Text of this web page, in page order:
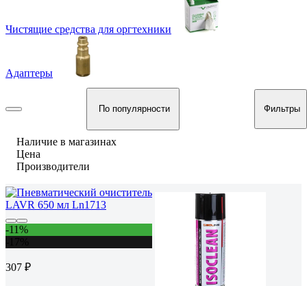
Чистящие средства для оргтехники
Адаптеры
По популярности Фильтры
Наличие в магазинах
Цена
Производители
-11%
307 ₽